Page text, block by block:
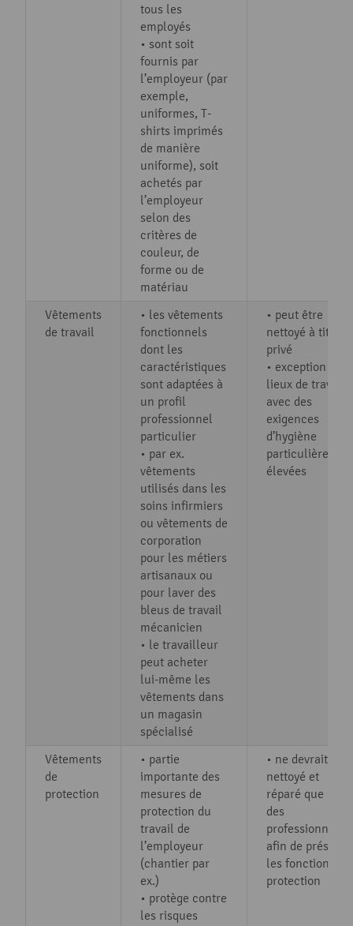
tous les
employés
• sont soit
fournis par
l’employeur (par
exemple,
uniformes, T-
shirts imprimés
de manière
uniforme), soit
achetés par
l’employeur
selon des
critères de
couleur, de
forme ou de
matériau
Vêtements
de travail
• les vêtements
fonctionnels
dont les
caractéristiques
sont adaptées à
un profil
professionnel
particulier
• par ex.
vêtements
utilisés dans les
soins infirmiers
ou vêtements de
corporation
pour les métiers
artisanaux ou
pour laver des
bleus de travail
mécanicien
• le travailleur
peut acheter
lui-même les
vêtements dans
un magasin
spécialisé
• peut être
nettoyé à titre
privé
• exception :
lieux de travail
avec des
exigences
d’hygiène
élevées
Vêtements
de
protection
• partie
importante des
mesures de
protection du
travail de
l’employeur
(chantier par
ex.)
• protège contre
les risques
• ne devrait être
nettoyé et
réparé que par
des
professionnels
afin de
les fonctions de
protection